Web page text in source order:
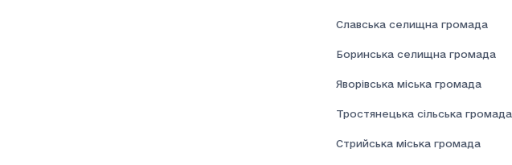
Славська селищна громада
Боринська селищна громада
Яворівська міська громада
Тростянецька сільська громада
Стрийська міська громада